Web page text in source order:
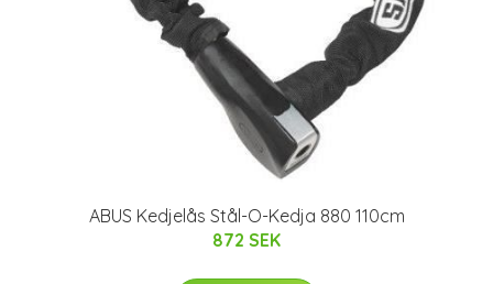
ABUS Kedjelås Stål-O-Kedja 880 110cm
872 SEK